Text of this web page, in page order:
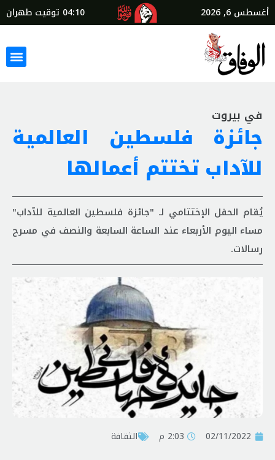
أغسطس 6, 2026 04:10 توقيت طهران
في بيروت
جائزة فلسطين العالمية
للآداب تختتم أعمالها
يُقام الحفل الإختتامي لـ "جائزة فلسطين العالمية للآداب"
مساء اليوم الأربعاء عند الساعة السابعة والنصف في مسرح
رسالات.
02/11/2022 2:03 م الثقافة